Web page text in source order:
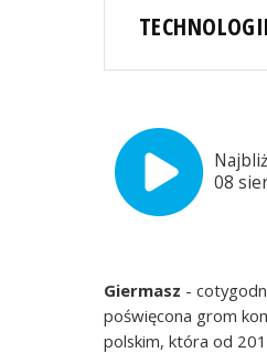
08
Giermasz -
poświęcona grom
polskim, która od